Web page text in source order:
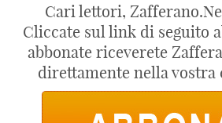
Cari lettori,
Cliccate sul link di seguito
abbonate riceverete
direttamente nella vostra